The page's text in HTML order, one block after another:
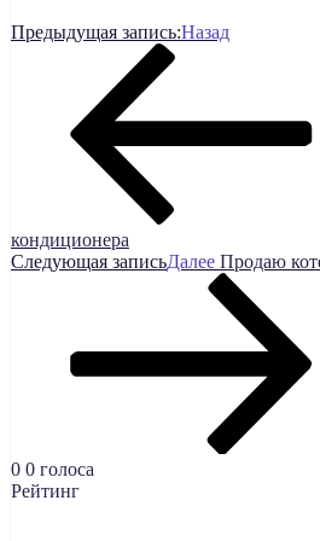
Предыдущая запись:Назад
кондиционера
Следующая записьДалее Продаю
0 0 голоса
Рейтинг